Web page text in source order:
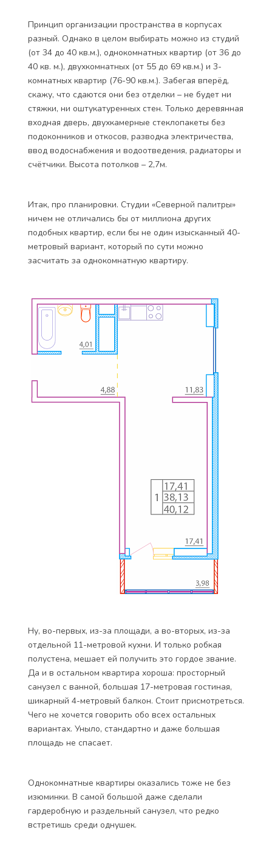
Принцип организации пространства в корпусах
разный. Однако в целом выбирать можно из студий
(от 34 до 40 кв.м.), однокомнатных квартир (от 36 до
40 кв. м.), двухкомнатных (от 55 до 69 кв.м.) и 3-
комнатных квартир (76-90 кв.м.). Забегая вперёд,
скажу, что сдаются они без отделки – не будет ни
стяжки, ни оштукатуренных стен. Только деревянная
входная дверь, двухкамерные стеклопакеты без
подоконников и откосов, разводка электричества,
ввод водоснабжения и водоотведения, радиаторы и
счётчики. Высота потолков – 2,7м.
Итак, про планировки. Студии «Северной палитры»
ничем не отличались бы от миллиона других
подобных квартир, если бы не один изысканный 40-
метровый вариант, который по сути можно
засчитать за однокомнатную квартиру.
Ну, во-первых, из-за площади, а во-вторых, из-за
отдельной 11-метровой кухни. И только робкая
полустена, мешает ей получить это гордое звание.
Да и в остальном квартира хороша: просторный
санузел с ванной, большая 17-метровая гостиная,
шикарный 4-метровый балкон. Стоит присмотреться.
Чего не хочется говорить обо всех остальных
вариантах. Уныло, стандартно и даже большая
площадь не спасает.
Однокомнатные квартиры оказались тоже не без
изюминки. В самой большой даже сделали
гардеробную и раздельный санузел, что редко
встретишь среди однушек.